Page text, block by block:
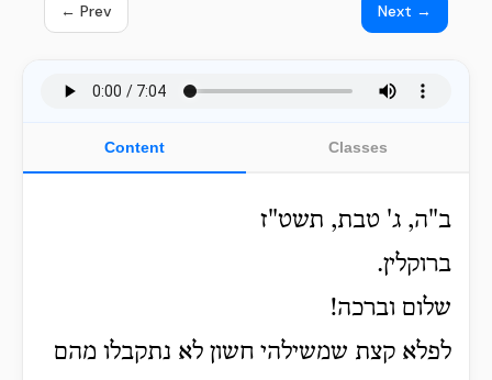
← Prev Next →
Content Classes
ב"ה, ג' טבת, תשט"ז
ברוקלין.
שלום וברכה!
לפלא קצת שמשילהי חשון לא נתקבלו מהם